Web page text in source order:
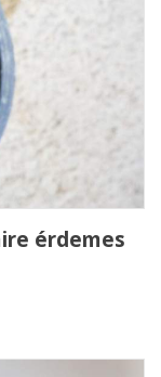
érdemes